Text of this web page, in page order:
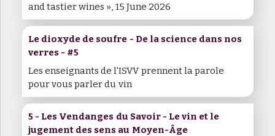
and tastier wines », 15 June 2026
Le dioxyde de soufre - De la science dans nos
verres - #5
Les enseignants de l'ISVV prennent la parole
pour vous parler du vin
5 - Les Vendanges du Savoir - Le vin et le
jugement des sens au Moyen-Âge